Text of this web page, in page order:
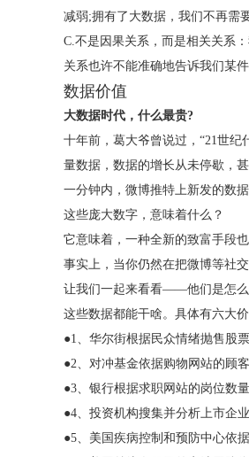
减弱;拥有了大数据，我们不再需
C.不是因果关系，而是相关关系
关系也许不能准确地告诉我们某
数据价值
大数据时代，什么最贵?
十年前，葛大爷曾说过，“21世
量数据，数据的增长从未停歇，甚
一分钟内，微博推特上新发的数
这些庞大数字，意味着什么？
它意味着，一种全新的致富手段
事实上，当你仍然在把微博等社
让我们一起来看看——他们是怎么
这些数据都能干啥。具体有六大价
●1、华尔街根据民众情绪抛售股票
●2、对冲基金依据购物网站的顾
●3、银行根据求职网站的岗位数
●4、投资机构搜集并分析上市企
●5、美国疾病控制和预防中心依